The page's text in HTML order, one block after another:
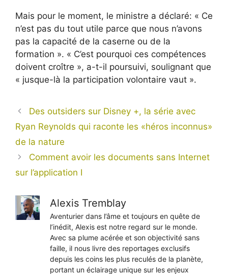
Mais pour le moment, le ministre a déclaré: « Ce
n’est pas du tout utile parce que nous n’avons
pas la capacité de la caserne ou de la
formation ». « C’est pourquoi ces compétences
doivent croître », a-t-il poursuivi, soulignant que
« jusque-là la participation volontaire vaut ».
Des outsiders sur Disney +, la série avec
Ryan Reynolds qui raconte les «héros inconnus»
de la nature
Comment avoir les documents sans Internet
sur l’application I
Alexis Tremblay
Aventurier dans l’âme et toujours en quête de
l’inédit, Alexis est notre regard sur le monde.
Avec sa plume acérée et son objectivité sans
faille, il nous livre des reportages exclusifs
depuis les coins les plus reculés de la planète,
portant un éclairage unique sur les enjeux